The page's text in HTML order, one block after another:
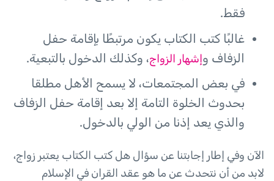
فقط.
غالبًا كتب الكتاب يكون مرتبطًا بإقامة حفل
الزفاف وإشهار الزواج، وكذلك الدخول بالتبعية.
في بعض المجتمعات، لا يسمح الأهل مطلقا
بحدوث الخلوة التامة إلا بعد إقامة حفل الزفاف
والذي يعد إذنا من الولي بالدخول.
الآن وفي إطار إجابتنا عن سؤال هل كتب الكتاب يعتبر زواج،
لابد من أن نتحدث عن ما هو عقد القران في الإسلام